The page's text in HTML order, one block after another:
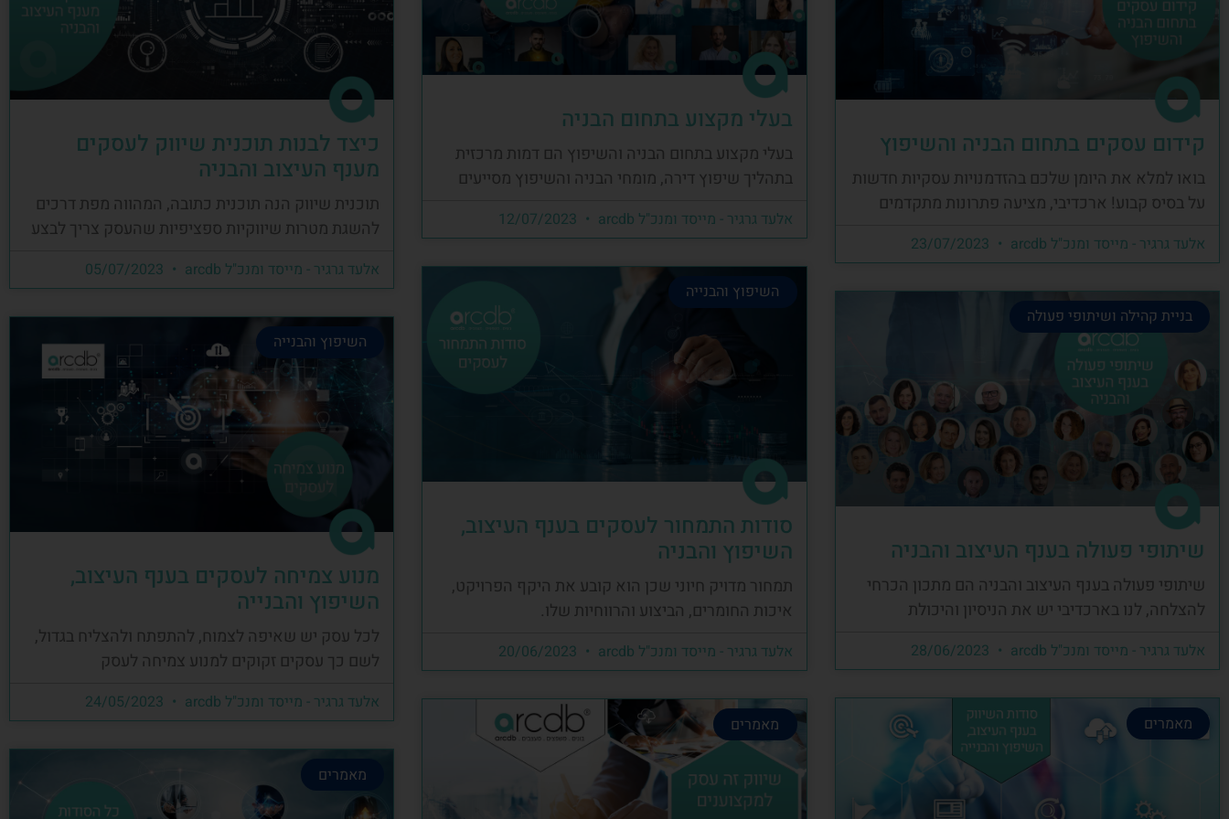
קידום עסקים בתחום הבניה והשיפוץ
בואו למלא את היומן שלכם בהזדמנויות עסקיות חדשות
על בסיס קבוע! ארכדיבי, מציעה פתרונות מתקדמים
אלעד גרגיר - מייסד ומנכ"ל arcdb
בעלי מקצוע בתחום הבניה
בעלי מקצוע בתחום הבניה והשיפוץ הם דמות מרכזית
בתהליך שיפוץ דירה, מומחי הבניה והשיפוץ מסייעים
אלעד גרגיר - מייסד ומנכ"ל arcdb
כיצד לבנות תוכנית שיווק לעסקים
מענף העיצוב והבניה
תוכנית שיווק הנה תוכנית כתובה, המהווה מפת דרכים
להשגת מטרות שיווקיות ספציפיות שהעסק צריך לבצע
אלעד גרגיר - מייסד ומנכ"ל arcdb
בניית קהילה ושיתופי פעולה
שיתופי פעולה בענף העיצוב והבניה
שיתופי פעולה בענף העיצוב והבניה הם מתכון הכרחי
להצלחה, לנו בארכדיבי יש את הניסיון והיכולת
אלעד גרגיר - מייסד ומנכ"ל arcdb
השיפוץ והבנייה
סודות התמחור לעסקים בענף העיצוב,
השיפוץ והבניה
תמחור מדויק חיוני שכן הוא קובע את היקף הפרויקט,
איכות החומרים, הביצוע והרווחיות שלו.
אלעד גרגיר - מייסד ומנכ"ל arcdb
השיפוץ והבנייה
מנוע צמיחה לעסקים בענף העיצוב,
השיפוץ והבנייה
לכל עסק יש שאיפה לצמוח, להתפתח ולהצליח בגדול,
לשם כך עסקים זקוקים למנוע צמיחה לעסק
אלעד גרגיר - מייסד ומנכ"ל arcdb
מאמרים
מאמרים
מאמרים